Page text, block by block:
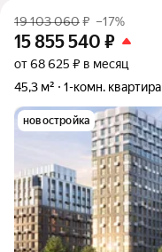
19 103 060₽ –17%
15 855 540 ₽
от 68 625 ₽ в месяц
45,3 м²
1-комн. квартира
новостройка